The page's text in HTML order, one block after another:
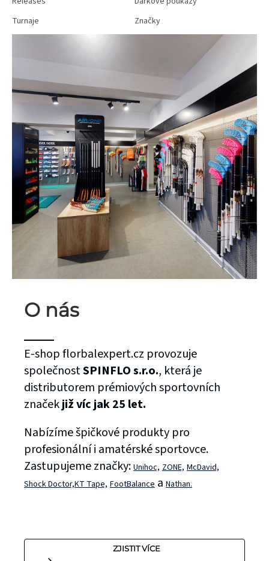
Turnaje
Značky
O nás
E-shop florbalexpert.cz provozuje
společnostSPINFLO s.r.o., která je
distributorem prémiových sportovních
značekjiž víc jak 25 let.
Nabízíme špičkové produkty pro
profesionální i amatérské sportovce.
Zastupujeme značky: Unihoc, ZONE, McDavid,
Shock Doctor,KT Tape, FootBalance a Nathan.
ZJISTIT VÍCE